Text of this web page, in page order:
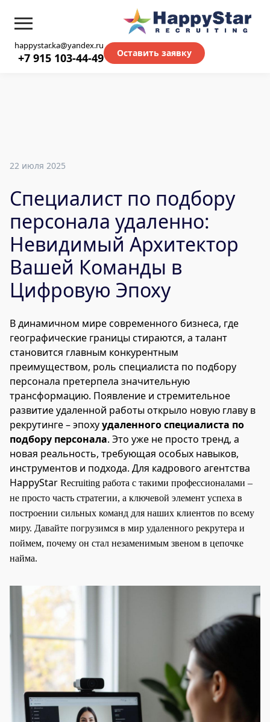
22 июля 2025
Специалист по подбору
персонала удаленно:
Невидимый Архитектор
Вашей Команды в
Цифровую Эпоху
В динамичном мире современного бизнеса, где
географические границы стираются, а талант
становится главным конкурентным
преимуществом, роль специалиста по подбору
персонала претерпела значительную
трансформацию. Появление и стремительное
развитие удаленной работы открыло новую главу в
рекрутинге – эпохуудаленного специалиста по
подбору персонала. Это уже не просто тренд, а
новая реальность, требующая особых навыков,
инструментов и подхода. Для кадрового агентства
HappyStar Recruiting работа с такими профессионалами –
не просто часть стратегии, а ключевой элемент успеха в
построении сильных команд для наших клиентов по всему
миру. Давайте погрузимся в мир удаленного рекрутера и
поймем, почему он стал незаменимым звеном в цепочке
найма.
happystar.ka@yandex.ru
+7 915 103-44-49 Оставить заявку